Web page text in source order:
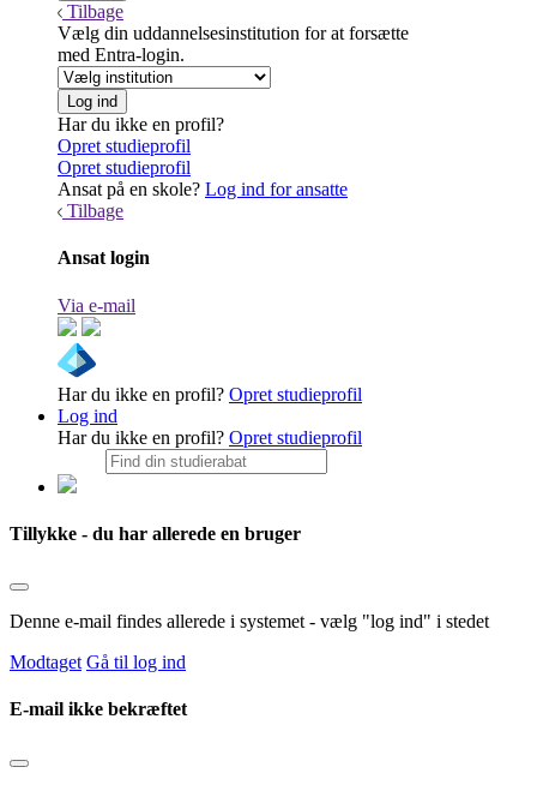
Tilbage
Vælg din uddannelsesinstitution for at forsætte
med Entra-login.
Har du ikke en profil?
Opret studieprofil
Opret studieprofil
Ansat på en skole? Log ind for ansatte
Tilbage
Ansat login
Via e-mail
Har du ikke en profil? Opret studieprofil
Log ind
Har du ikke en profil? Opret studieprofil
Tillykke - du har allerede en bruger
Denne e-mail findes allerede i systemet - vælg "log ind" i stedet
Modtaget Gå til log ind
E-mail ikke bekræftet